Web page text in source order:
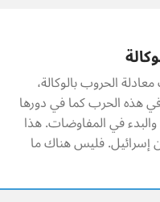
الحروب بالوكالة،
هذه الحرب كما في دورها
في المفاوضات. هذا
إسرائيل. فليس هناك ما